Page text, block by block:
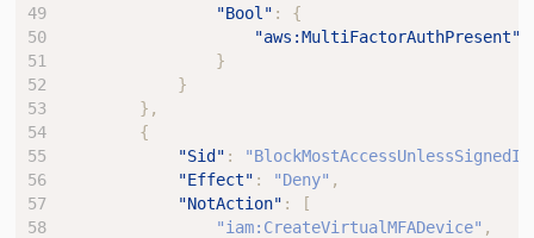
49
50
54
56
57
58
"Bool" :
{
"aws:MultiFactorAuthPresent"
}
}
},
{
"Sid" :
"Effect" : "Deny" ,
"NotAction" :
[
"iam:CreateVirtualMFADevice" ,